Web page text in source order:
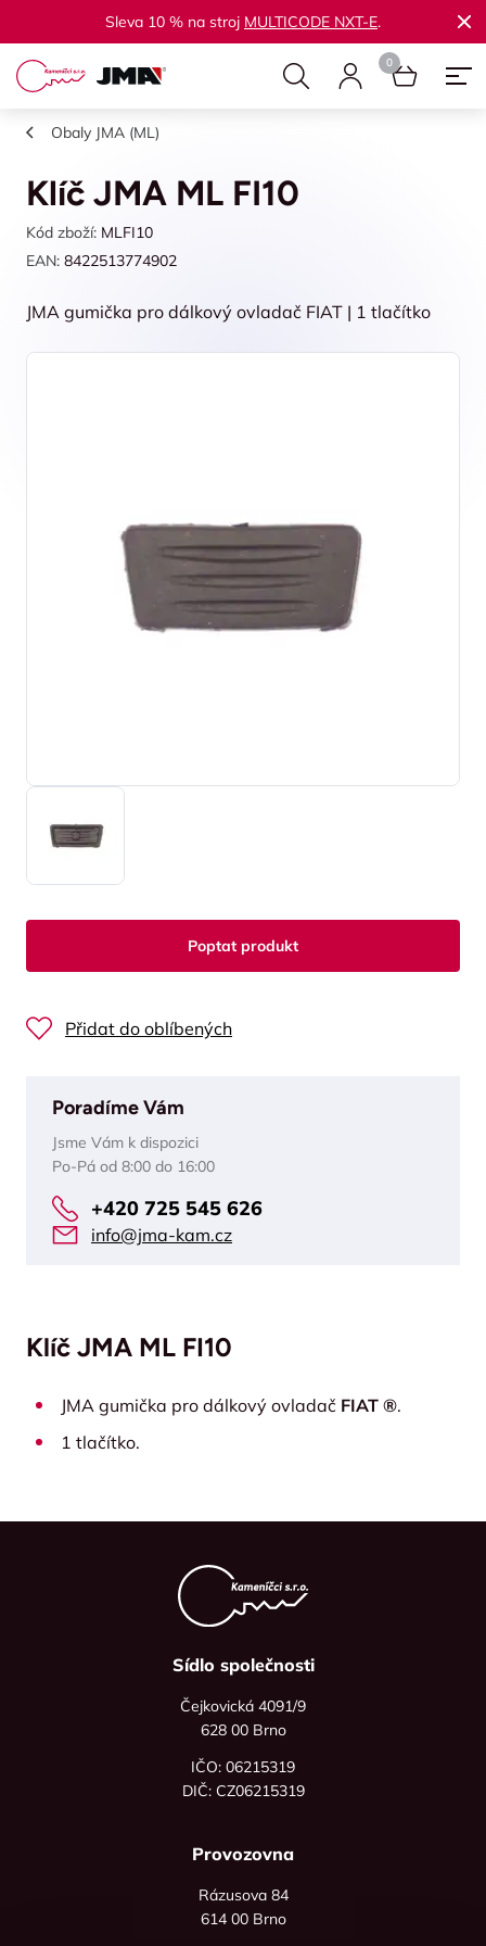
Sleva 10 % na stroj MULTICODE NXT-E.
Obaly JMA (ML)
Klíč JMA ML FI10
Kód zboží: MLFI10
EAN: 8422513774902
JMA gumička pro dálkový ovladač FIAT | 1 tlačítko
Poptat produkt
Přidat do oblíbených
Poradíme Vám
Jsme Vám k dispozici
Po-Pá od 8:00 do 16:00
+420 725 545 626
info@jma-kam.cz
Klíč JMA ML FI10
JMA gumička pro dálkový ovladač FIAT ®.
1 tlačítko.
Sídlo společnosti
Čejkovická 4091/9
628 00 Brno
IČO: 06215319
DIČ: CZ06215319
Provozovna
Rázusova 84
614 00 Brno